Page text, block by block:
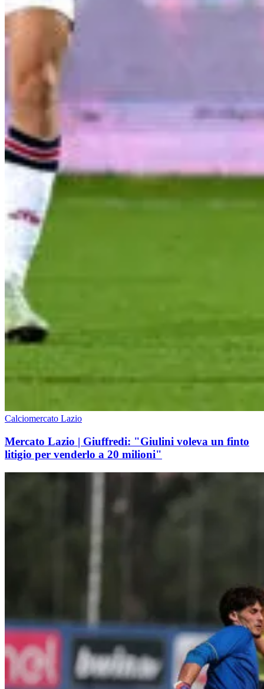
Calciomercato Lazio
Mercato Lazio | Giuffredi: "Giulini voleva un finto
litigio per venderlo a 20 milioni"